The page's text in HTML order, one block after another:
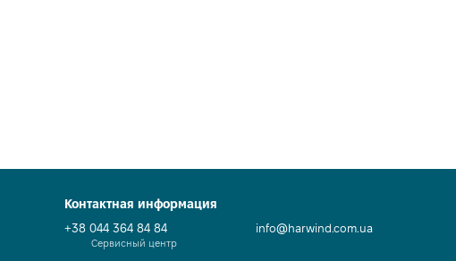
Контактная информация
+38 044 364 84 84
Сервисный центр
info@harwind.com.ua